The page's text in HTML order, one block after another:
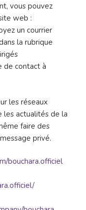
vous pouvez
web :
un courrier
la rubrique
de contact à
les réseaux
les actualités de la
faire des
privé.
bouchara.officiel